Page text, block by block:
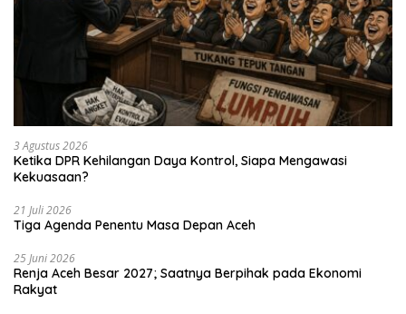
3 Agustus 2026
Ketika DPR Kehilangan Daya Kontrol, Siapa Mengawasi
Kekuasaan?
21 Juli 2026
Tiga Agenda Penentu Masa Depan Aceh
25 Juni 2026
Renja Aceh Besar 2027; Saatnya Berpihak pada Ekonomi
Rakyat